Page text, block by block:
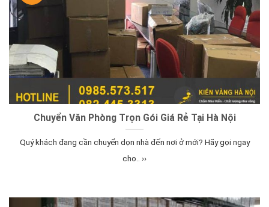
Chuyển Văn Phòng Trọn Gói Giá Rẻ Tại Hà Nội
Quý khách đang cần chuyển dọn nhà đến nơi ở mới? Hãy gọi ngay
cho.. ››